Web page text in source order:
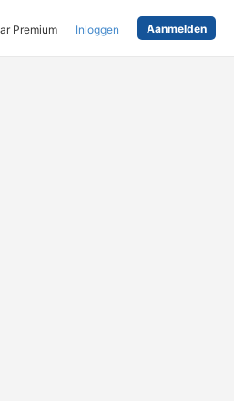
Premium Inloggen Aanmelden